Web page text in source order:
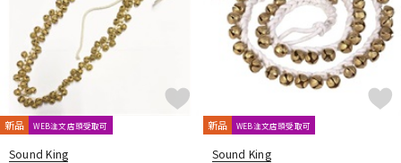
キーボード 電子ピアノ
新品 WEB注文店頭受取可
Sound King
新品 WEB注文店頭受取可
Sound King